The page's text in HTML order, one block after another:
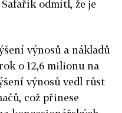
odmítl, že je
výnosů a nákladů
o 12,6 milionu na
výnosů vedl růst
což přinese